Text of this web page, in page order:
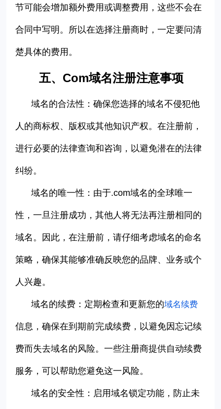
节可能会增加额外费用或调整费用，这些不会在
合同中写明。所以在选择注册商时，一定要问清
楚具体的费用。
五、Com域名注册注意事项
域名的合法性：确保您选择的域名不侵犯他
人的商标权、版权或其他知识产权。在注册前，
进行必要的法律查询和咨询，以避免潜在的法律
纠纷。
域名的唯一性：由于.com域名的全球唯一
性，一旦注册成功，其他人将无法再注册相同的
域名。因此，在注册前，请仔细考虑域名的命名
策略，确保其能够准确反映您的品牌、业务或个
人兴趣。
域名的续费：定期检查和更新您的域名续费
信息，确保在到期前完成续费，以避免因忘记续
费而失去域名的风险。一些注册商提供自动续费
服务，可以帮助您避免这一风险。
域名的安全性：启用域名锁定功能，防止未